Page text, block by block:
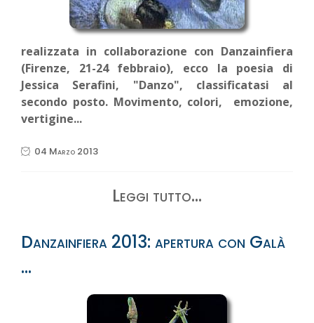
realizzata in collaborazione con Danzainfiera
(Firenze, 21-24 febbraio), ecco la poesia di
Jessica Serafini, "Danzo", classificatasi al
secondo posto. Movimento, colori, emozione,
vertigine...
04 Marzo 2013
Leggi tutto...
Danzainfiera 2013: apertura con Galà
…